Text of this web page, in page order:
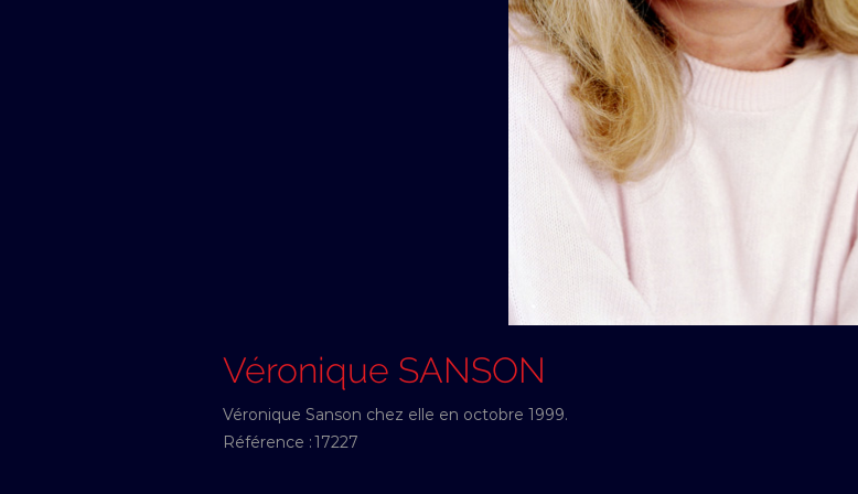
Véronique SANSON
Véronique Sanson chez elle en octobre 1999.
Référence :17227